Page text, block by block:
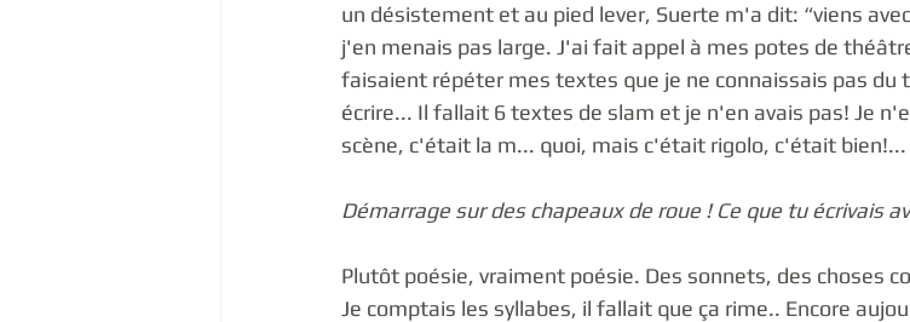
un désistement et au pied lever, Suerte m'a dit: “viens
j'en menais pas large. J'ai fait appel à mes potes de
faisaient répéter mes textes que je ne connaissais pas du
écrire... Il fallait 6 textes de slam et je n'en avais pas! Je
scène, c'était la m... quoi, mais c'était rigolo, c'était bien!...
Démarrage sur des chapeaux de roue ! Ce que tu écrivais
Plutôt poésie, vraiment poésie. Des sonnets, des choses
Je comptais les syllabes, il fallait que ça rime.. Encore